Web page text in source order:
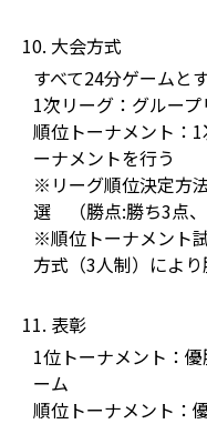
10. 大会方式
すべて24分ゲームと
1次リーグ：グルー
順位トーナメント：
ーナメントを行う
※リーグ順位決定方
選 （勝点:勝ち3点、
※順位トーナメント
方式（3人制）により
11. 表彰
1位トーナメント：
ーム
順位トーナメント：